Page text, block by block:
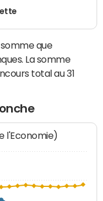
que
La somme
total au 31
l'Economie)